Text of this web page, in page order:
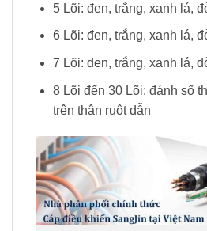
5 Lõi: đen, trắng, xanh lá,
6 Lõi: đen, trắng, xanh lá,
7 Lõi: đen, trắng, xanh lá,
8 Lõi đến 30 Lõi: đánh số
trên thân ruột dẫn